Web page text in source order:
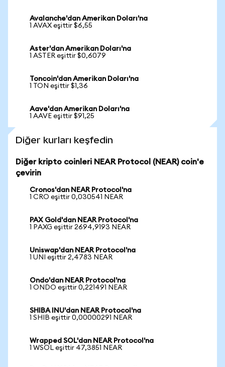
Avalanche'dan Amerikan Doları'na
1 AVAX eşittir $6,55
Aster'dan Amerikan Doları'na
1 ASTER eşittir $0,6079
Toncoin'dan Amerikan Doları'na
1 TON eşittir $1,36
Aave'dan Amerikan Doları'na
1 AAVE eşittir $91,25
Diğer kurları keşfedin
Diğer kripto coinleri NEAR Protocol (NEAR) coin'e
çevirin
Cronos'dan NEAR Protocol'na
1 CRO eşittir 0,030541 NEAR
PAX Gold'dan NEAR Protocol'na
1 PAXG eşittir 2694,9193 NEAR
Uniswap'dan NEAR Protocol'na
1 UNI eşittir 2,4783 NEAR
Ondo'dan NEAR Protocol'na
1 ONDO eşittir 0,221491 NEAR
SHIBA INU'dan NEAR Protocol'na
1 SHIB eşittir 0,00000291 NEAR
Wrapped SOL'dan NEAR Protocol'na
1 WSOL eşittir 47,3851 NEAR